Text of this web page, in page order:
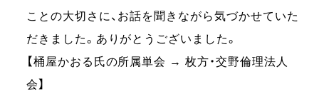
ことの大切さに、お話を聞きながら気づかせていた
だきました。ありがとうございました。
【桶屋かおる氏の所属単会 → 枚方・交野倫理法人
会】